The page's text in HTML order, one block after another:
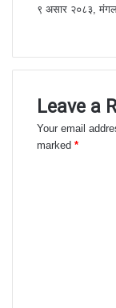
९ असार २०८३,
Leave a
Your email
marked *